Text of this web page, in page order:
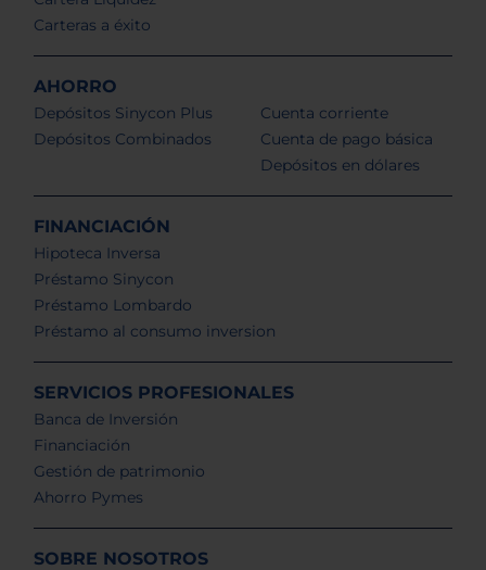
Carteras a éxito
AHORRO
Depósitos Sinycon Plus
Depósitos Combinados
Cuenta corriente
Cuenta de pago básica
Depósitos en dólares
FINANCIACIÓN
Hipoteca Inversa
Préstamo Sinycon
Préstamo Lombardo
Préstamo al consumo inversion
SERVICIOS PROFESIONALES
Banca de Inversión
Financiación
Gestión de patrimonio
Ahorro Pymes
SOBRE NOSOTROS